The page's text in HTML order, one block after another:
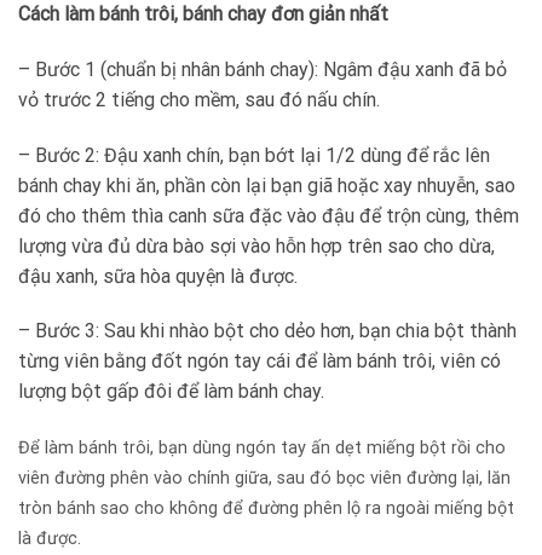
Cách làm bánh trôi, bánh chay đơn giản nhất
– Bước 1 (chuẩn bị nhân bánh chay): Ngâm đậu xanh đã bỏ
vỏ trước 2 tiếng cho mềm, sau đó nấu chín.
– Bước 2: Đậu xanh chín, bạn bớt lại 1/2 dùng để rắc lên
bánh chay khi ăn, phần còn lại bạn giã hoặc xay nhuyễn, sao
đó cho thêm thìa canh sữa đặc vào đậu để trộn cùng, thêm
lượng vừa đủ dừa bào sợi vào hỗn hợp trên sao cho dừa,
đậu xanh, sữa hòa quyện là được.
– Bước 3: Sau khi nhào bột cho dẻo hơn, bạn chia bột thành
từng viên bằng đốt ngón tay cái để làm bánh trôi, viên có
lượng bột gấp đôi để làm bánh chay.
Để làm bánh trôi, bạn dùng ngón tay ấn dẹt miếng bột rồi cho
viên đường phên vào chính giữa, sau đó bọc viên đường lại, lăn
tròn bánh sao cho không để đường phên lộ ra ngoài miếng bột
là được.